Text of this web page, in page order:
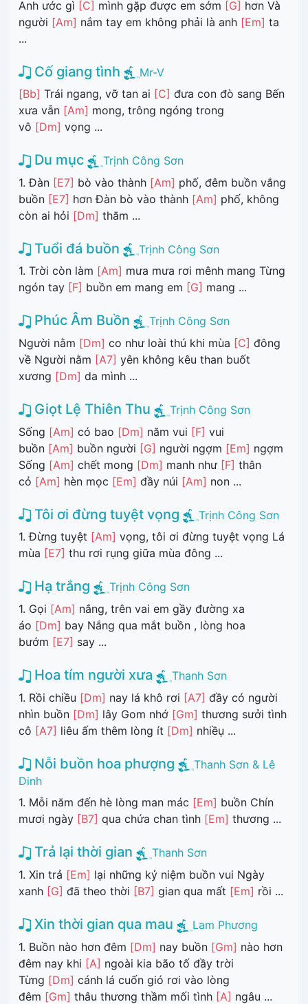
Anh ước gì [C] mình gặp được em sớm [G] hơn Và
người [Am] nắm tay em không phải là anh [Em] ta
...
Cố giang tình
Mr-V
[Bb] Trái ngang, vỡ tan ai [C] đưa con đò sang Bến
xưa vẫn [Am] mong, trông ngóng trong
vô [Dm] vọng ...
Du mục
Trịnh Công Sơn
1. Đàn [E7] bò vào thành [Am] phố, đêm buồn vắng
buồn [E7] hơn Đàn bò vào thành [Am] phố, không
còn ai hỏi [Dm] thăm ...
Tuổi đá buồn
Trịnh Công Sơn
1. Trời còn làm [Am] mưa mưa rơi mênh mang Từng
ngón tay [F] buồn em mang em [G] mang ...
Phúc Âm Buồn
Trịnh Công Sơn
Người nằm [Dm] co như loài thú khi mùa [C] đông
về Người nằm [A7] yên không kêu than buốt
xương [Dm] da mình ...
Giọt Lệ Thiên Thu
Trịnh Công Sơn
Sống [Am] có bao [Dm] năm vui [F] vui
buồn [Am] buồn người [G] người ngợm [Em] ngợm
Sống [Am] chết mong [Dm] manh như [F] thân
cỏ [Am] hèn mọc [Em] đầy núi [Am] non ...
Tôi ơi đừng tuyệt vọng
Trịnh Công Sơn
1. Đừng tuyệt [Am] vọng, tôi ơi đừng tuyệt vọng Lá
mùa [E7] thu rơi rụng giữa mùa đông ...
Hạ trắng
Trịnh Công Sơn
1. Gọi [Am] nắng, trên vai em gầy đường xa
áo [Dm] bay Nắng qua mắt buồn , lòng hoa
bướm [E7] say ...
Hoa tím người xưa
Thanh Sơn
1. Rồi chiều [Dm] nay lá khô rơi [A7] đầy có người
nhìn buồn [Dm] lây Gom nhớ [Gm] thương sưởi tình
cô [A7] liêu ấm thêm lòng ít [Dm] nhiềụ ...
Nỗi buồn hoa phượng
Thanh Sơn & Lê
Dinh
1. Mỗi năm đến hè lòng man mác [Em] buồn Chín
mươi ngày [B7] qua chứa chan tình [Em] thương ...
Trả lại thời gian
Thanh Sơn
1. Xin trả [Em] lại những kỷ niệm buồn vui Ngày
xanh [G] đã theo thời [B7] gian qua mất [Em] rồi ...
Xin thời gian qua mau
Lam Phương
1. Buồn nào hơn đêm [Dm] nay buồn [Gm] nào hơn
đêm nay khi [A] ngoài kia bão tố đầy trời
Từng [Dm] cánh lá cuốn gió rơi vào lòng
đêm [Gm] thâu thương thầm mối tình [A] ngâu ...